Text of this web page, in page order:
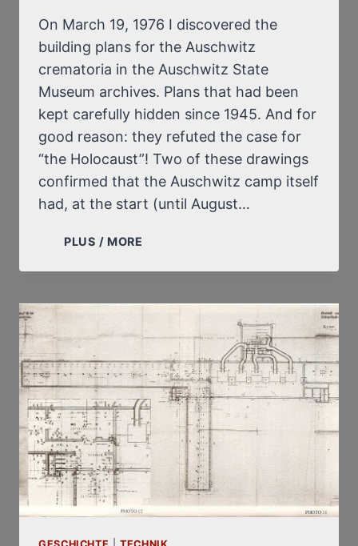
On March 19, 1976 I discovered the
building plans for the Auschwitz
crematoria in the Auschwitz State
Museum archives. Plans that had been
kept carefully hidden since 1945. And for
good reason: they refuted the case for
“the Holocaust”! Two of these drawings
confirmed that the Auschwitz camp itself
had, at the start (until August…
PLUS / MORE
BACK
DISCOVERY,
MARCH
19,
1976,
OF
THE
BUILDING
PLANS
FOR
THE
GESCHICHTE |TECHNIK